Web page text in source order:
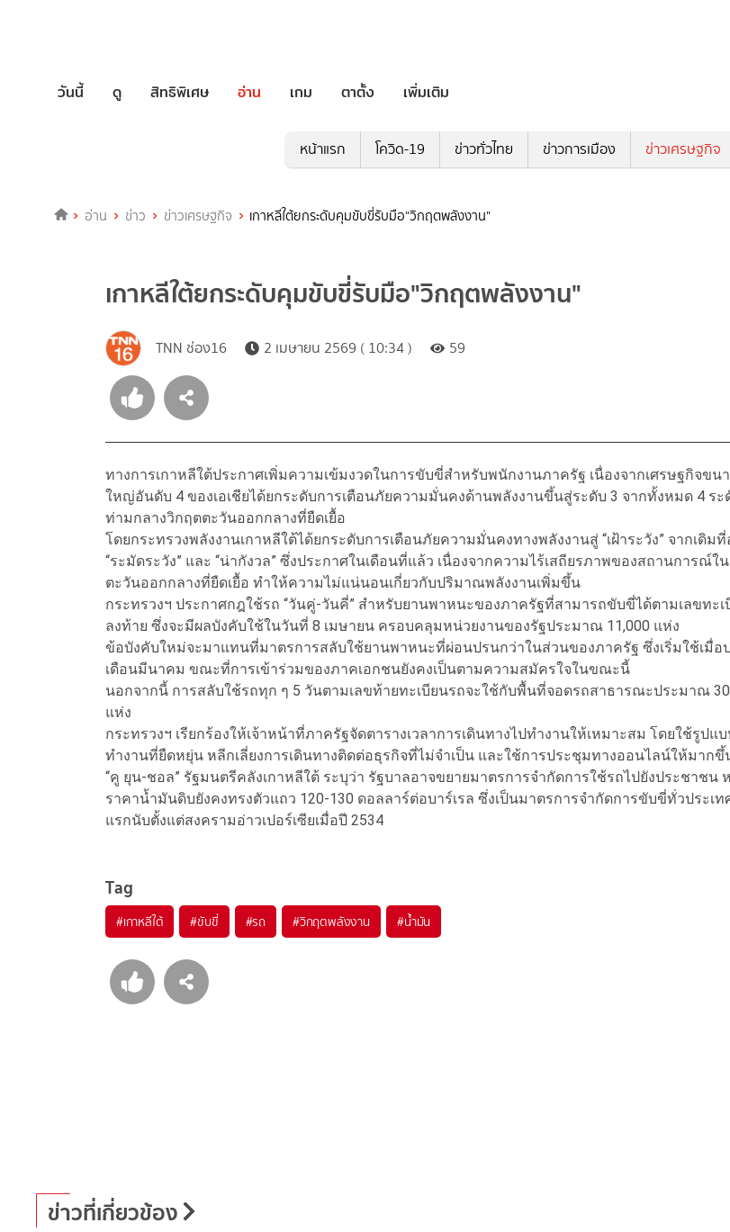
วันนี้ ดู สิทธิพิเศษ อ่าน เกม ตาตั้ง เพิ่มเติม
หน้าแรก โควิด-19 ข่าวทั่วไทย ข่าวการเมือง ข่าวเศรษฐกิจ
อ่าน ข่าว ข่าวเศรษฐกิจ เกาหลีใต้ยกระดับคุมขับขี่รับมือ"วิกฤตพลังงาน"
เกาหลีใต้ยกระดับคุมขับขี่รับมือ"วิกฤตพลังงาน"
TNN ช่อง16 2 เมษายน 2569 ( 10:34 ) 59
ทางการเกาหลีใต้ประกาศเพิ่มความเข้มงวดในการขับขี่สำหรับพนักงานภาครัฐ เนื่องจากเศรษฐกิจขน
ใหญ่อันดับ 4 ของเอเชียได้ยกระดับการเตือนภัยความมั่นคงด้านพลังงานขึ้นสู่ระดับ 3 จากทั้งหมด 4 ระ
ท่ามกลางวิกฤตตะวันออกกลางที่ยืดเยื้อ
โดยกระทรวงพลังงานเกาหลีใต้ได้ยกระดับการเตือนภัยความมั่นคงทางพลังงานสู่ “เฝ้าระวัง” จากเดิม
“ระมัดระวัง” และ “น่ากังวล” ซึ่งประกาศในเดือนที่แล้ว เนื่องจากความไร้เสถียรภาพของสถานการณ์ใน
ตะวันออกกลางที่ยืดเยื้อ ทำให้ความไม่แน่นอนเกี่ยวกับปริมาณพลังงานเพิ่มขึ้น
กระทรวงฯ ประกาศกฎใช้รถ “วันคู่-วันคี่” สำหรับยานพาหนะของภาครัฐที่สามารถขับขี่ได้ตามเลขทะเ
ลงท้าย ซึ่งจะมีผลบังคับใช้ในวันที่ 8 เมษายน ครอบคลุมหน่วยงานของรัฐประมาณ 11,000 แห่ง
ข้อบังคับใหม่จะมาแทนที่มาตรการสลับใช้ยานพาหนะที่ผ่อนปรนกว่าในส่วนของภาครัฐ ซึ่งเริ่มใช้เมื่อ
เดือนมีนาคม ขณะที่การเข้าร่วมของภาคเอกชนยังคงเป็นตามความสมัครใจในขณะนี้
นอกจากนี้ การสลับใช้รถทุก ๆ 5 วันตามเลขท้ายทะเบียนรถจะใช้กับพื้นที่จอดรถสาธารณะประมาณ
แห่ง
กระทรวงฯ เรียกร้องให้เจ้าหน้าที่ภาครัฐจัดตารางเวลาการเดินทางไปทำงานให้เหมาะสม โดยใช้รูปแ
ทำงานที่ยืดหยุ่น หลีกเลี่ยงการเดินทางติดต่อธุรกิจที่ไม่จำเป็น และใช้การประชุมทางออนไลน์ให้มากขึ้
“คู ยุน-ชอล” รัฐมนตรีคลังเกาหลีใต้ ระบุว่า รัฐบาลอาจขยายมาตรการจำกัดการใช้รถไปยังประชาชน
ราคาน้ำมันดิบยังคงทรงตัวแถว 120-130 ดอลลาร์ต่อบาร์เรล ซึ่งเป็นมาตรการจำกัดการขับขี่ทั่วประเท
แรกนับตั้งแต่สงครามอ่าวเปอร์เซียเมื่อปี 2534
Tag
#เกาหลีใต้ #ขับขี่ #รถ #วิกฤตพลังงาน #น้ำมัน
ข่าวที่เกี่ยวข้อง